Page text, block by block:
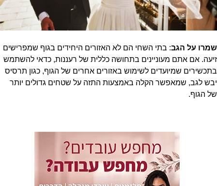
שמרו על הגב: בתי השחי הם לא האזורים היחידים בגוף שמפרישים
זיעה. אם אתם מעוניינים בתחושה כללית של רעננות, כדאי להשתמש
בתכשירים שמיועדים לשימוש באזורים אחרים של הגוף, כגון תרסיס
יבש לגב, שמאפשר הקלה באמצעות התזה על שטחים גדולים יותר
של הגוף.